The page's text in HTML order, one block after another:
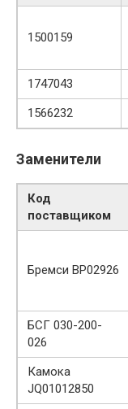
1500159
1747043
1566232
Заменители
Код
поставщиком
Бремси BP02926
БСГ 030-200-
026
Камока
JQ01012850